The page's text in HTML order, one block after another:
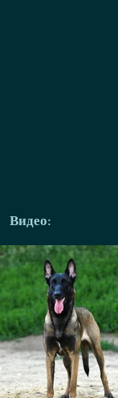
Видео: